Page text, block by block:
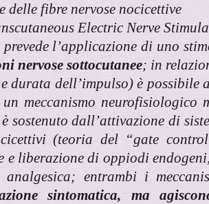
delle fibre nervose nocicettive
Electric Nerve
prevede l’applicazione di uno
nervose sottocutanee; in
durata dell’impulso) è possibile
meccanismo neurofisiologico
sostenuto dall’attivazione di
(teoria del “gate
e liberazione di oppiodi
analgesica; entrambi i
sintomatica, ma